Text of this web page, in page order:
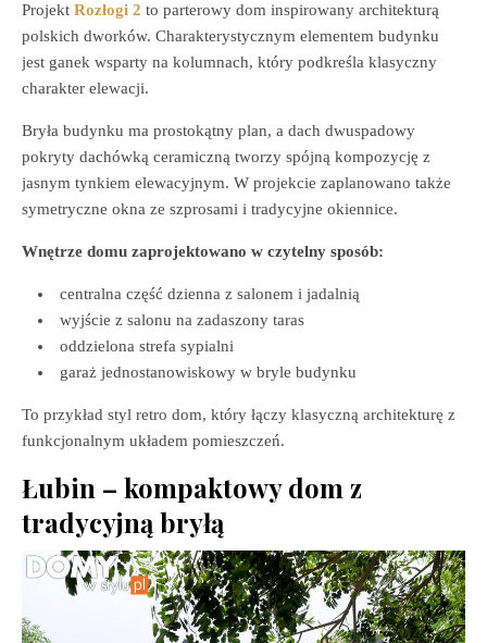
Projekt Rozłogi 2 to parterowy dom inspirowany architekturą
polskich dworków. Charakterystycznym elementem budynku
jest ganek wsparty na kolumnach, który podkreśla klasyczny
charakter elewacji.
Bryła budynku ma prostokątny plan, a dach dwuspadowy
pokryty dachówką ceramiczną tworzy spójną kompozycję z
jasnym tynkiem elewacyjnym. W projekcie zaplanowano także
symetryczne okna ze szprosami i tradycyjne okiennice.
Wnętrze domu zaprojektowano w czytelny sposób:
centralna część dzienna z salonem i jadalnią
wyjście z salonu na zadaszony taras
oddzielona strefa sypialni
garaż jednostanowiskowy w bryle budynku
To przykład styl retro dom, który łączy klasyczną architekturę z
funkcjonalnym układem pomieszczeń.
Łubin – kompaktowy dom z
tradycyjną bryłą